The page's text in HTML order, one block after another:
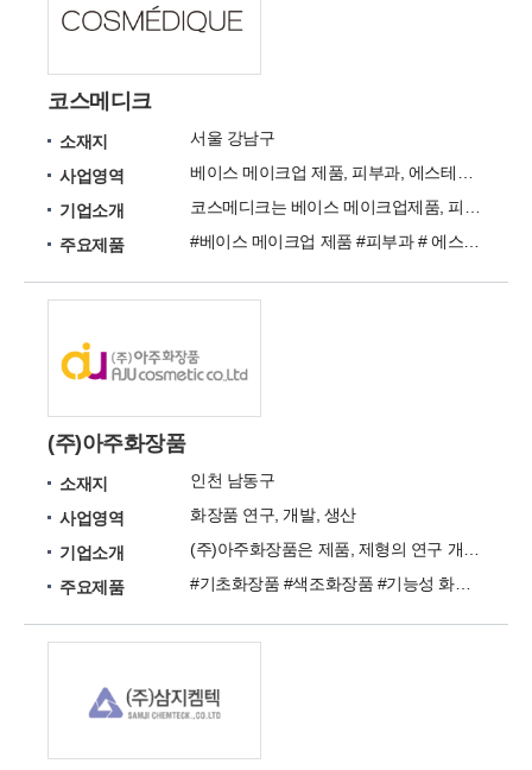
코스메디크
소재지
서울 강남구
사업영역
기업소개
주요제품
(주)아주화장품
소재지
인천 남동구
사업영역
화장품 연구, 개발, 생산
기업소개
주요제품